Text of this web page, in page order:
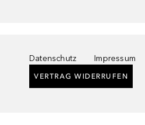
Datenschutz Impressum
VERTRAG WIDERRUFEN